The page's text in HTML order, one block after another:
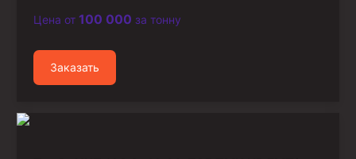
Цена от 100 000 за тонну
Заказать